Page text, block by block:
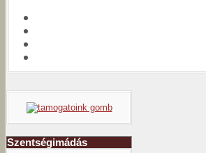
Szentségimádás